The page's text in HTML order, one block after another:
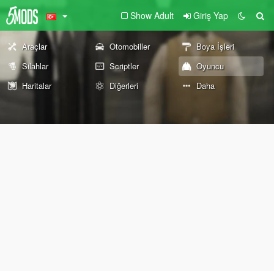
Show Adult Giriş Yap
Araçlar Otomobiller
Boya İşleri
Silahlar
Scriptler
Oyuncu
Haritalar
Diğerleri Daha